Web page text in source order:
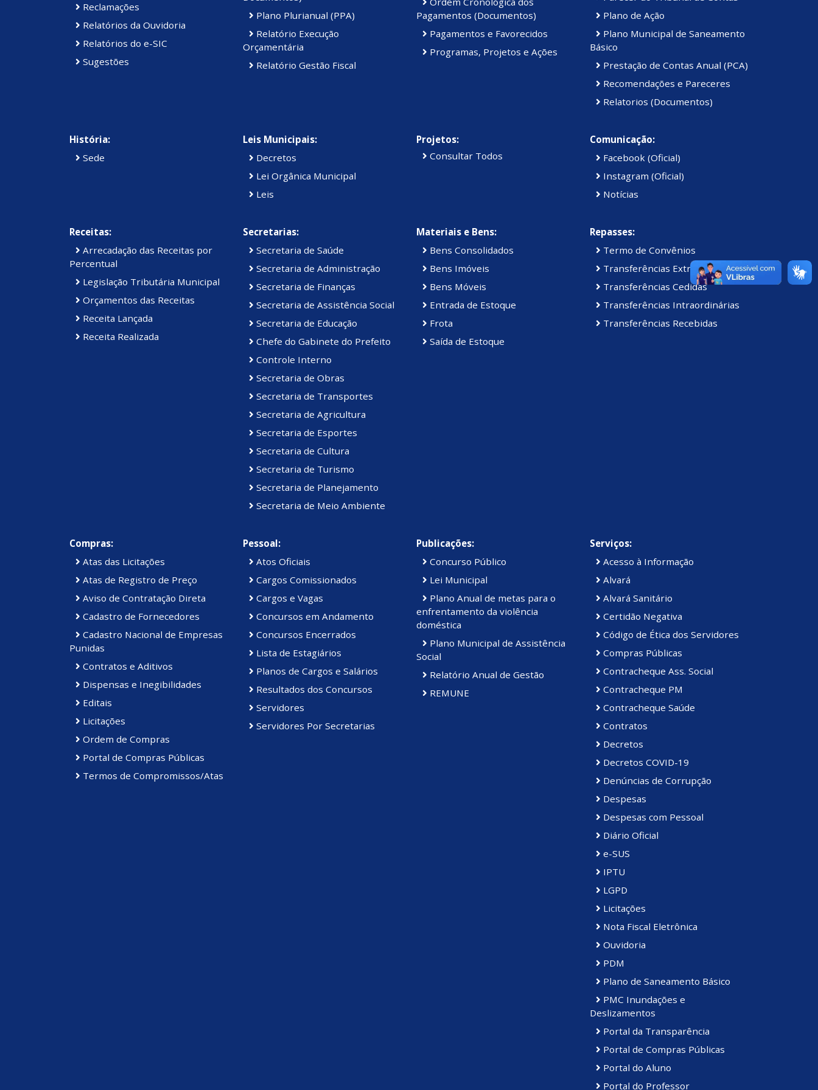
Reclamações
Relatórios da Ouvidoria
Relatórios do e-SIC
Sugestões
Plano Plurianual (PPA)
Relatório Execução
Orçamentária
Relatório Gestão Fiscal
Pagamentos (Documentos)
Pagamentos e Favorecidos
Programas, Projetos e Ações
Plano de Ação
Plano Municipal de Saneamento
Básico
Prestação de Contas Anual (PCA)
Recomendações e Pareceres
Relatorios (Documentos)
História:
Sede
Leis Municipais:
Decretos
Lei Orgânica Municipal
Leis
Projetos:
Consultar Todos
Comunicação:
Facebook (Oficial)
Instagram (Oficial)
Notícias
Receitas:
Arrecadação das Receitas por
Percentual
Legislação Tributária Municipal
Orçamentos das Receitas
Receita Lançada
Receita Realizada
Secretarias:
Secretaria de Saúde
Secretaria de Administração
Secretaria de Finanças
Secretaria de Assistência Social
Secretaria de Educação
Chefe do Gabinete do Prefeito
Controle Interno
Secretaria de Obras
Secretaria de Transportes
Secretaria de Agricultura
Secretaria de Esportes
Secretaria de Cultura
Secretaria de Turismo
Secretaria de Planejamento
Secretaria de Meio Ambiente
Materiais e Bens:
Bens Consolidados
Bens Imóveis
Bens Móveis
Entrada de Estoque
Frota
Saída de Estoque
Repasses:
Termo de Convênios
Transferências Extraordinárias
Transferências Cedidas
Transferências Intraordinárias
Transferências Recebidas
Compras:
Atas das Licitações
Atas de Registro de Preço
Aviso de Contratação Direta
Cadastro de Fornecedores
Cadastro Nacional de Empresas
Punidas
Contratos e Aditivos
Dispensas e Inegibilidades
Editais
Licitações
Ordem de Compras
Portal de Compras Públicas
Termos de Compromissos/Atas
Pessoal:
Atos Oficiais
Cargos Comissionados
Cargos e Vagas
Concursos em Andamento
Concursos Encerrados
Lista de Estagiários
Planos de Cargos e Salários
Resultados dos Concursos
Servidores
Servidores Por Secretarias
Publicações:
Concurso Público
Lei Municipal
Plano Anual de metas para o
enfrentamento da violência
doméstica
Plano Municipal de Assistência
Social
Relatório Anual de Gestão
REMUNE
Serviços:
Acesso à Informação
Alvará
Alvará Sanitário
Certidão Negativa
Código de Ética dos Servidores
Compras Públicas
Contracheque Ass. Social
Contracheque PM
Contracheque Saúde
Contratos
Decretos
Decretos COVID-19
Denúncias de Corrupção
Despesas
Despesas com Pessoal
Diário Oficial
e-SUS
IPTU
LGPD
Licitações
Nota Fiscal Eletrônica
Ouvidoria
PDM
Plano de Saneamento Básico
PMC Inundações e
Deslizamentos
Portal da Transparência
Portal de Compras Públicas
Portal do Aluno
Portal do Professor